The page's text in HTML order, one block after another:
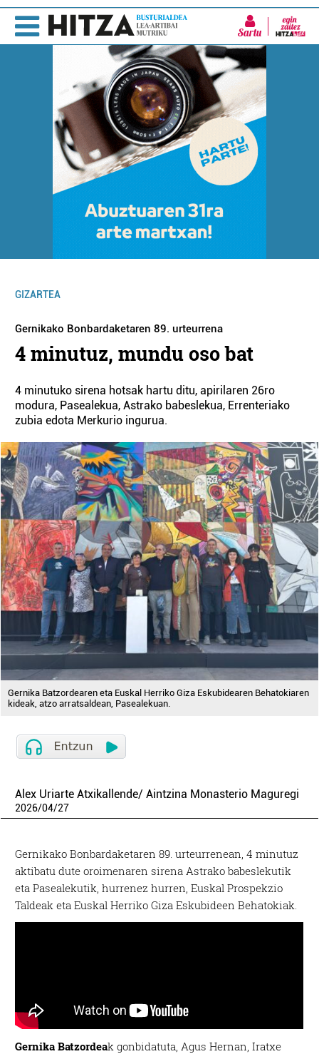
Sartu
GIZARTEA
Gernikako Bonbardaketaren 89. urteurrena
4 minutuz, mundu oso bat
4 minutuko sirena hotsak hartu ditu, apirilaren 26ro
modura, Pasealekua, Astrako babeslekua, Errenteriako
zubia edota Merkurio ingurua.
Gernika Batzordearen eta Euskal Herriko Giza Eskubidearen Behatokiaren
kideak, atzo arratsaldean, Pasealekuan.
Alex Uriarte Atxikallende/ Aintzina Monasterio Maguregi
2026/04/27
Gernikako Bonbardaketaren 89. urteurrenean, 4 minutuz
aktibatu dute oroimenaren sirena Astrako babeslekutik
eta Pasealekutik, hurrenez hurren, Euskal Prospekzio
Taldeak eta Euskal Herriko Giza Eskubideen Behatokiak.
Gernika Batzordeak gonbidatuta, Agus Hernan, Iratxe